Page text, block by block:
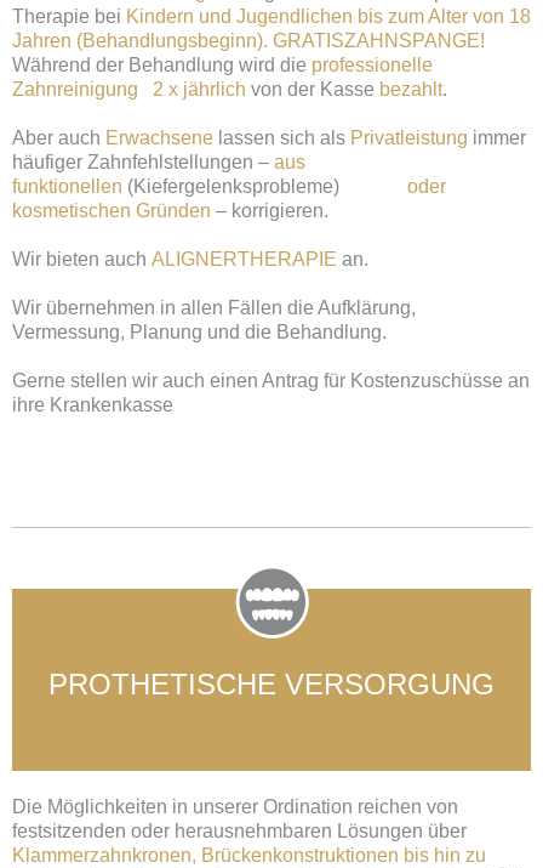
Therapie bei Kindern und Jugendlichen bis zum Alter von 18
Jahren (Behandlungsbeginn). GRATISZAHNSPANGE!
Während der Behandlung wird die professionelle
Zahnreinigung 2 x jährlich von der Kasse bezahlt.
Aber auch Erwachsene lassen sich als Privatleistung immer
häufiger Zahnfehlstellungen – aus
funktionellen (Kiefergelenksprobleme)
oder
kosmetischen Gründen – korrigieren.
Wir bieten auch ALIGNERTHERAPIE an.
Wir übernehmen in allen Fällen die Aufklärung,
Vermessung, Planung und die Behandlung.
Gerne stellen wir auch einen Antrag für Kostenzuschüsse an
ihre Krankenkasse
PROTHETISCHE VERSORGUNG
Die Möglichkeiten in unserer Ordination reichen von
festsitzenden oder herausnehmbaren Lösungen über
Klammerzahnkronen, Brückenkonstruktionen bis hin zu